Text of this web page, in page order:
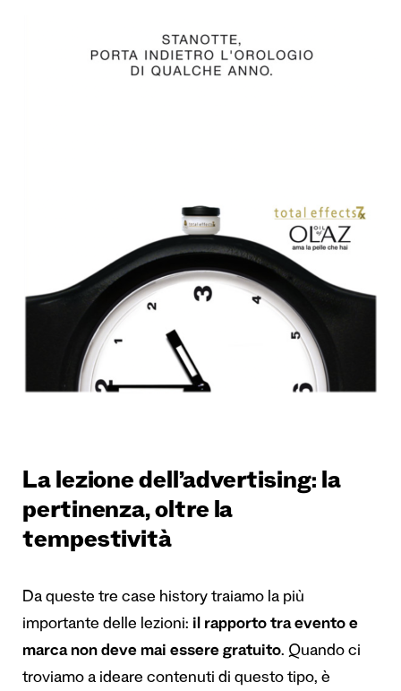
La lezione dell’advertising: la
pertinenza, oltre la
tempestività
Da queste tre case history traiamo la più
importante delle lezioni: il rapporto tra evento e
marca non deve mai essere gratuito. Quando ci
troviamo a ideare contenuti di questo tipo, è